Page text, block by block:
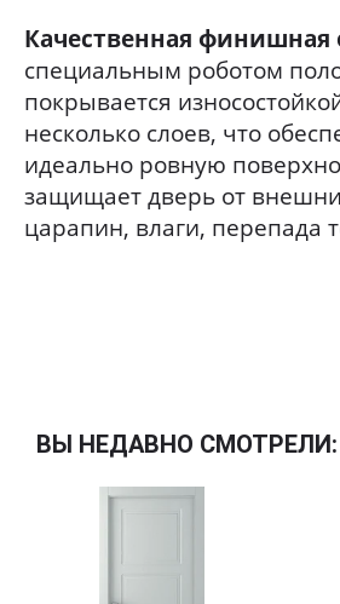
Качественная финишная
специальным роботом
покрывается
несколько слоев, что
идеально ровную
защищает дверь от
царапин, влаги, перепада
ВЫ НЕДАВНО СМОТРЕЛИ: